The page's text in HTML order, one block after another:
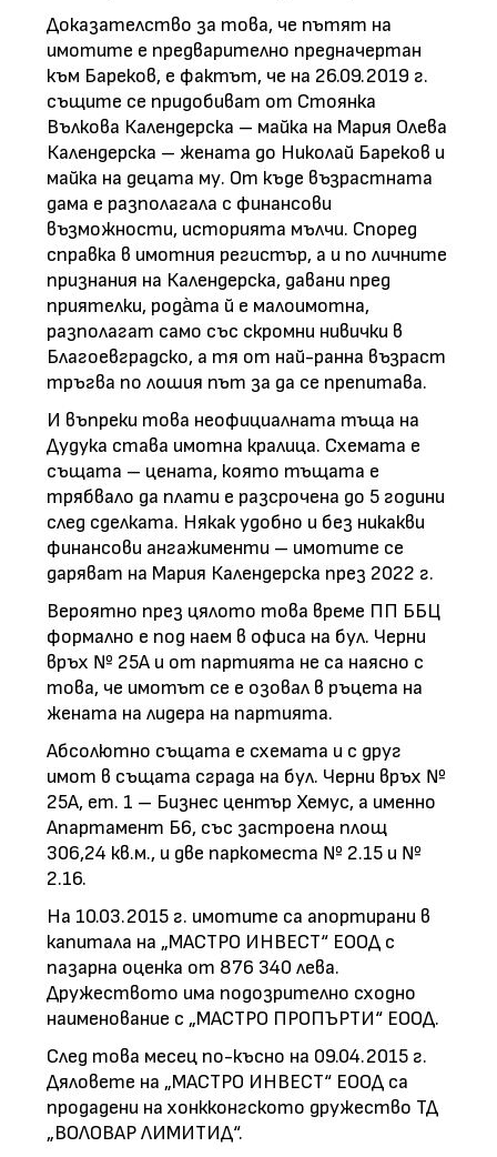
Доказателство за това, че пътят на
имотите е предварително предначертан
към Бареков, е фактът, че на 26.09.2019 г.
същите се придобиват от Стоянка
Вълкова Календерска – майка на Мария Олева
Календерска – жената до Николай Бареков и
майка на децата му. От къде възрастната
дама е разполагала с финансови
възможности, историята мълчи. Според
справка в имотния регистър, а и по личните
признания на Календерска, давани пред
приятелки, рода̀та й е малоимотна,
разполагат само със скромни нивички в
Благоевградско, а тя от най-ранна възраст
тръгва по лошия път за да се препитава.
И въпреки това неофициалната тъща на
Дудука става имотна кралица. Схемата е
същата – цената, която тъщата е
трябвало да плати е разсрочена до 5 години
след сделката. Някак удобно и без никакви
финансови ангажименти – имотите се
даряват на Мария Календерска през 2022 г.
Вероятно през цялото това време ПП ББЦ
формално е под наем в офиса на бул. Черни
връх № 25А и от партията не са наясно с
това, че имотът се е озовал в ръцета на
жената на лидера на партията.
Абсолютно същата е схемата и с друг
имот в същата сграда на бул. Черни връх №
25А, ет. 1 – Бизнес център Хемус, а именно
Апартамент Б6, със застроена площ
306,24 кв.м., и две паркоместа № 2.15 и №
2.16.
На 10.03.2015 г. имотите са апортирани в
капитала на „МАСТРО ИНВЕСТ“ ЕООД с
пазарна оценка от 876 340 лева.
Дружеството има подозрително сходно
наименование с „МАСТРО ПРОПЪРТИ“ ЕООД.
След това месец по-късно на 09.04.2015 г.
Дяловете на „МАСТРО ИНВЕСТ“ ЕООД са
продадени на хонкконгското дружество ТД
„ВОЛОВАР ЛИМИТИД“.